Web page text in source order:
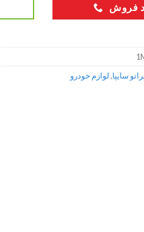
فروش
سایپا,لوازم خودرو